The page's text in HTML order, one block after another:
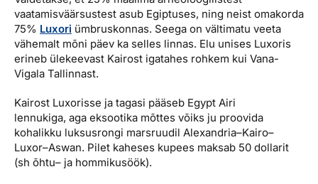
vaatamisväärsustest asub Egiptuses, ning neist omakorda
75% Luxori ümbruskonnas. Seega on vältimatu veeta
vähemalt mõni päev ka selles linnas. Elu unises Luxoris
erineb ülekeevast Kairost igatahes rohkem kui Vana-
Vigala Tallinnast.
Kairost Luxorisse ja tagasi pääseb Egypt Airi
lennukiga, aga eksootika mõttes võiks ju proovida
kohalikku luksusrongi marsruudil Alexandria–Kairo–
Luxor–Aswan. Pilet kaheses kupees maksab 50 dollarit
(sh õhtu– ja hommikusöök).